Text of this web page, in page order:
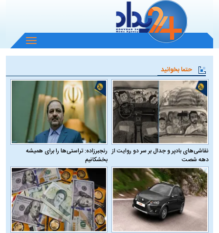
باز
و
منو
حتما بخوانید
نقاشی‌های بادپر و جدال بر سر دو روایت از
دهه شصت
رنجبرزاده: تراستی‌ها را برای همیشه
بخشکانیم